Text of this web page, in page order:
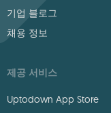
기업 블로그
채용 정보
제공 서비스
Uptodown App Store